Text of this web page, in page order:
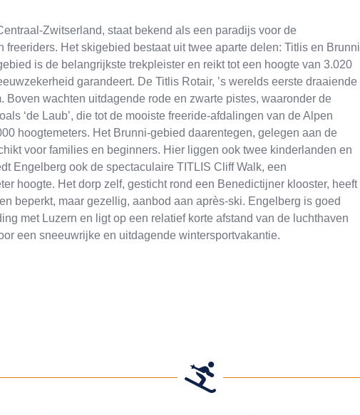
Zwitserland, staat bekend als een paradijs voor de
Het skigebied bestaat uit twee aparte delen: Titlis en
is de belangrijkste trekpleister en reikt tot een hoogte van 3.020
garandeert. De Titlis Rotair, ’s werelds eerste draaiende
wachten uitdagende rode en zwarte pistes, waaronder de
‘de Laub’, die tot de mooiste freeride-afdalingen van de Alpen
hoogtemeters. Het Brunni-gebied daarentegen, gelegen aan de
voor families en beginners. Hier liggen ook twee kinderlanden en
Engelberg ook de spectaculaire TITLIS Cliff Walk, een
hoogte. Het dorp zelf, gesticht rond een Benedictijner klooster, heeft
beperkt, maar gezellig, aanbod aan après-ski. Engelberg is goed
met Luzern en ligt op een relatief korte afstand van de luchthaven
een sneeuwrijke en uitdagende wintersportvakantie.